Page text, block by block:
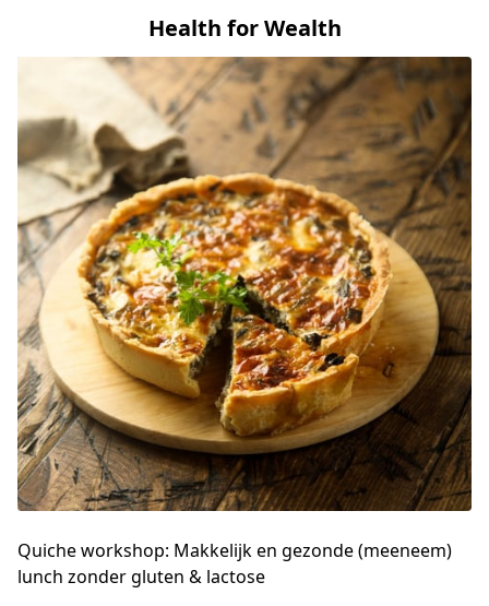
Health for Wealth
Quiche workshop: Makkelijk en gezonde (meeneem)
lunch zonder gluten & lactose